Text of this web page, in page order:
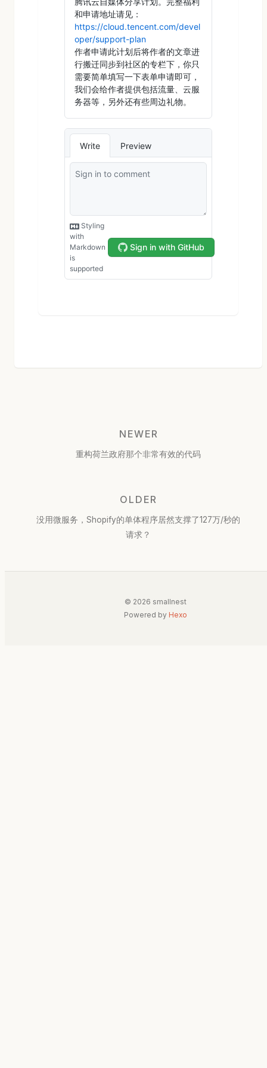
NEWER
重构荷兰政府那个非常有效的代码
OLDER
没用微服务，Shopify的单体程序居然支撑了127万/秒的
请求？
© 2026 smallnest
Powered by Hexo